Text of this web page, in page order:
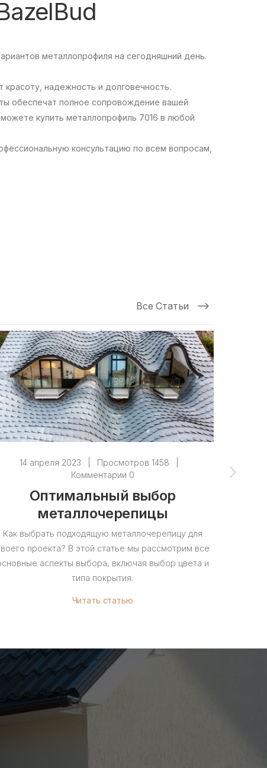
металлопрофиля на сегодняшний день.
красоту, надежность и долговечность.
обеспечат полное сопровождение вашей
купить металлопрофиль 7016 в любой
консультацию по всем вопросам,
Все Статьи
14 апреля 2023 Просмотров 1458
Комментарии 0
Оптимальный выбор
металлочерепицы
Как выбрать подходящую металлочерепицу для
проекта? В этой статье мы рассмотрим все
аспекты выбора, включая выбор цвета и
типа покрытия.
Читать статью